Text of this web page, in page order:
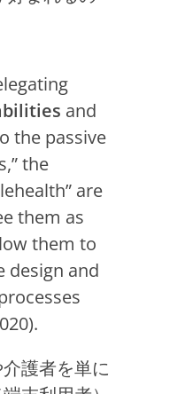
and
the passive
the
are
them as
them to
design and
護者を単に